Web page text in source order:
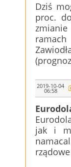
Dziś
proc.
2019-10-04
06:58
jak i